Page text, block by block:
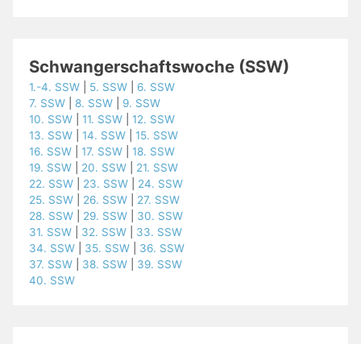
Schwangerschaftswoche (SSW)
1.-4. SSW 5. SSW
6. SSW
7. SSW
8. SSW
9. SSW
10. SSW |11. SSW |12. SSW
13. SSW |14. SSW |15. SSW
16. SSW |17. SSW |18. SSW
19. SSW
20. SSW
21. SSW
22. SSW
23. SSW
24. SSW
25. SSW
26. SSW
27. SSW
28. SSW
29. SSW
30. SSW
31. SSW
32. SSW
33. SSW
34. SSW
35. SSW
36. SSW
37. SSW
38. SSW
39. SSW
40. SSW